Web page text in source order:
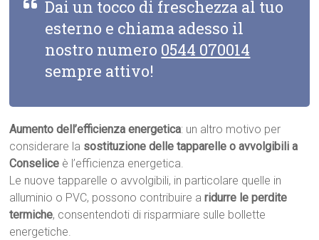
Dai un tocco di freschezza al tuo
esterno e chiama adesso il
nostro numero 0544 070014
sempre attivo!
Aumento dell’efficienza energetica: un altro motivo per
considerare la sostituzione delle tapparelle o avvolgibili a
Conselice è l’efficienza energetica.
Le nuove tapparelle o avvolgibili, in particolare quelle in
alluminio o PVC, possono contribuire aridurre le perdite
termiche, consentendoti di risparmiare sulle bollette
energetiche.